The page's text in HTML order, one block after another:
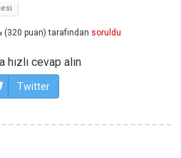
(320 puan) tarafından soruldu
cevap alın
Twitter